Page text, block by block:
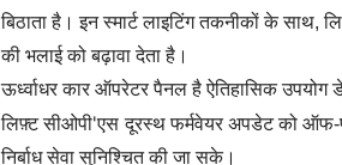
बिठाता है। इन स्मार्ट लाइटिंग तकनीकों के साथ,
की भलाई को बढ़ावा देता है।
ऊर्ध्वाधर कार ऑपरेटर पैनल हैऐतिहासिक उपयोग
लिफ़्टसीओपी'एसदूरस्थ फर्मवेयर अपडेट को ऑफ-
निर्बाध सेवा सुनिश्चित की जा सके।